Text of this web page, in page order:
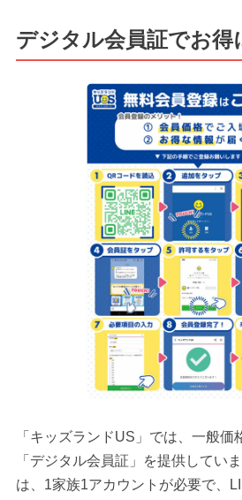
デジタル会員証でお得
「キッズランドUS」では、一般価
「デジタル会員証」を提供してい
は、1家族1アカウントが必要で、